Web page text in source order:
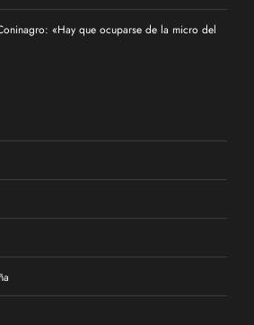
«Hay que ocuparse de la micro del